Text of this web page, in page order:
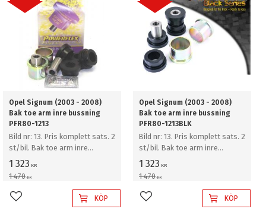
Opel Signum (2003 - 2008)
Bak toe arm inre bussning
PFR80-1213
Bild nr: 13. Pris komplett sats. 2
st/bil. Bak toe arm inre
bussning
1 323 KR
1 470KR
Lägg till i favoriterKÖP
Opel Signum (2003 - 2008)
Bak toe arm inre bussning
PFR80-1213BLK
Bild nr: 13. Pris komplett sats. 2
st/bil. Bak toe arm inre
bussning
1 323 KR
1 470KR
Lägg till i favoriterKÖP